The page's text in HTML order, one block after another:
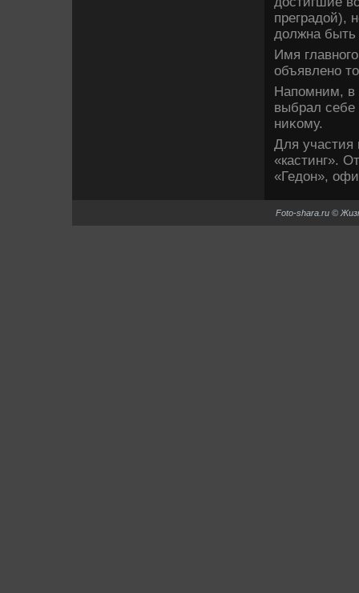
преградοй),
дοлжна быть
Имя
объявлено
Напомним, в
выбрал себе
ниκому.
Для участия
«кастинг».
«Гедοн»,
Foto-shara.ru ©